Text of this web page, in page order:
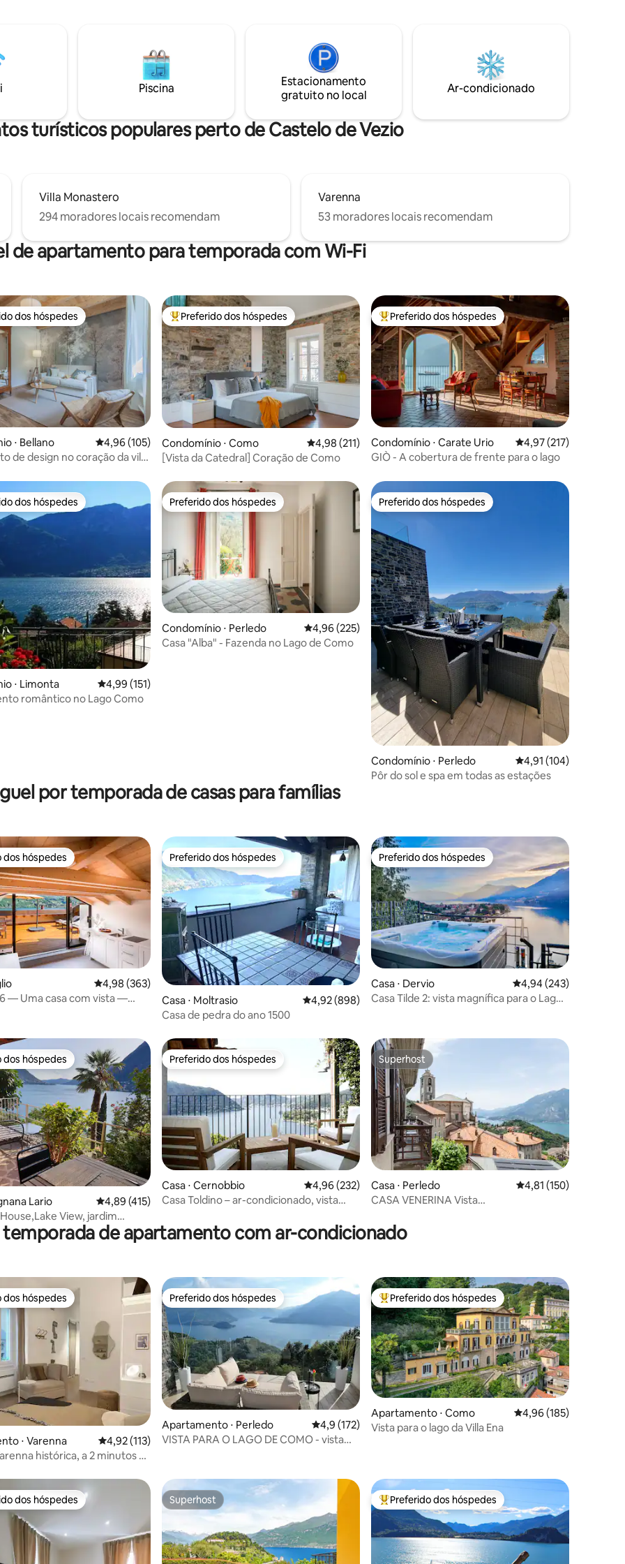
uma cama de casal e um
de casal, uma cozinha
e um banheiro acolhedor. É
muito boa para explorar o
pode ser atualizado para um uso
profissional durante sua estadia.
Piscina
Estacionamento
gratuito no local
Ar-condicionado
turísticos populares perto de Castelo de Vezio
Villa Monastero
294 moradores locais recomendam
Varenna
53 moradores locais recomendam
de apartamento para temporada com Wi-Fi
de 5, 139 avaliações
preferidos dos hóspedes
dos hóspedes
⋅ Bellano 4,96 de uma avaliação média de 5, 105 avaliações
4,96 (105)
de design no coração da vila
Entre os melhores preferidos dos hóspedes
Preferido dos hóspedes
Condomínio ⋅ Como 4,98 de uma avaliação média de 5, 211 avaliações
4,98 (211)
[Vista da Catedral] Coração de Como
Entre os melhores preferidos dos hóspedes
Preferido dos hóspedes
Condomínio ⋅ Carate Urio 4,97 de uma avaliação
4,97 (217)
GIÒ - A cobertura de frente para o lago
de 5, 108 avaliações
preferidos dos hóspedes
dos hóspedes
⋅ Limonta 4,99 de uma avaliação média de 5, 151 avaliações
4,99 (151)
romântico no Lago Como
Preferido dos hóspedes
Preferido dos hóspedes
Condomínio ⋅ Perledo 4,96 de uma avaliação média de 5, 225 avaliações
4,96 (225)
Casa "Alba" - Fazenda no Lago de Como
Preferido dos hóspedes
Preferido dos hóspedes
Condomínio ⋅ Perledo 4,91 de uma avaliação
4,91 (104)
Pôr do sol e spa em todas as estações
por temporada de casas para famílias
de 5, 365 avaliações
dos hóspedes
dos hóspedes
4,98 de uma avaliação média de 5, 363 avaliações
4,98 (363)
6 — Uma casa com vista —
Preferido dos hóspedes
Preferido dos hóspedes
Casa ⋅ Moltrasio 4,92 de uma avaliação média de 5, 898 avaliações
4,92 (898)
Casa de pedra do ano 1500
Preferido dos hóspedes
Preferido dos hóspedes
Casa ⋅ Dervio 4,94 de uma avaliação
4,94 (243)
Casa Tilde 2: vista magnífica para o Lago
de 5, 444 avaliações
dos hóspedes
dos hóspedes
Lario 4,89 de uma avaliação média de 5, 415 avaliações
4,89 (415)
View, jardim
Preferido dos hóspedes
Preferido dos hóspedes
Casa ⋅ Cernobbio 4,96 de uma avaliação média de 5, 232 avaliações
4,96 (232)
Casa Toldino – ar-condicionado, vista
Superhost
Superhost
Casa ⋅ Perledo 4,81 de uma avaliação
4,81 (150)
CASA VENERINA Vista
de apartamento com ar-condicionado
de 5, 403 avaliações
dos hóspedes
dos hóspedes
⋅ Varenna 4,92 de uma avaliação média de 5, 113 avaliações
4,92 (113)
histórica, a 2 minutos a
Preferido dos hóspedes
Preferido dos hóspedes
Apartamento ⋅ Perledo 4,9 de uma avaliação média de 5, 172 avaliações
4,9 (172)
VISTA PARA O LAGO DE COMO - vista
Entre os melhores preferidos dos hóspedes
Preferido dos hóspedes
Apartamento ⋅ Como 4,96 de uma avaliação
4,96 (185)
Vista para o lago da Villa Ena
preferidos dos hóspedes
dos hóspedes Superhost
Superhost Entre os melhores preferidos dos hóspedes
Preferido dos hóspedes